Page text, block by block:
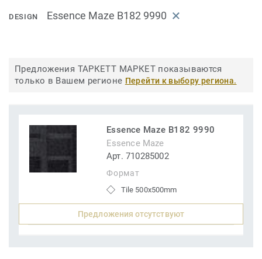
DESIGN Essence Maze B182 9990
Предложения ТАРКЕТТ МАРКЕТ показываются
только в Вашем регионе Перейти к выбору региона.
Essence Maze B182 9990
Essence Maze
Арт. 710285002
Формат
Tile 500x500mm
Предложения отсутствуют